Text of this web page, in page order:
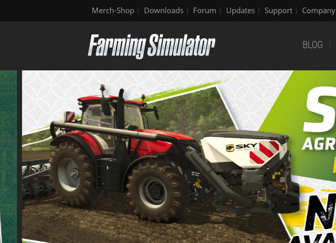
Merch-Shop Downloads Forum Updates Support Company
BLOG